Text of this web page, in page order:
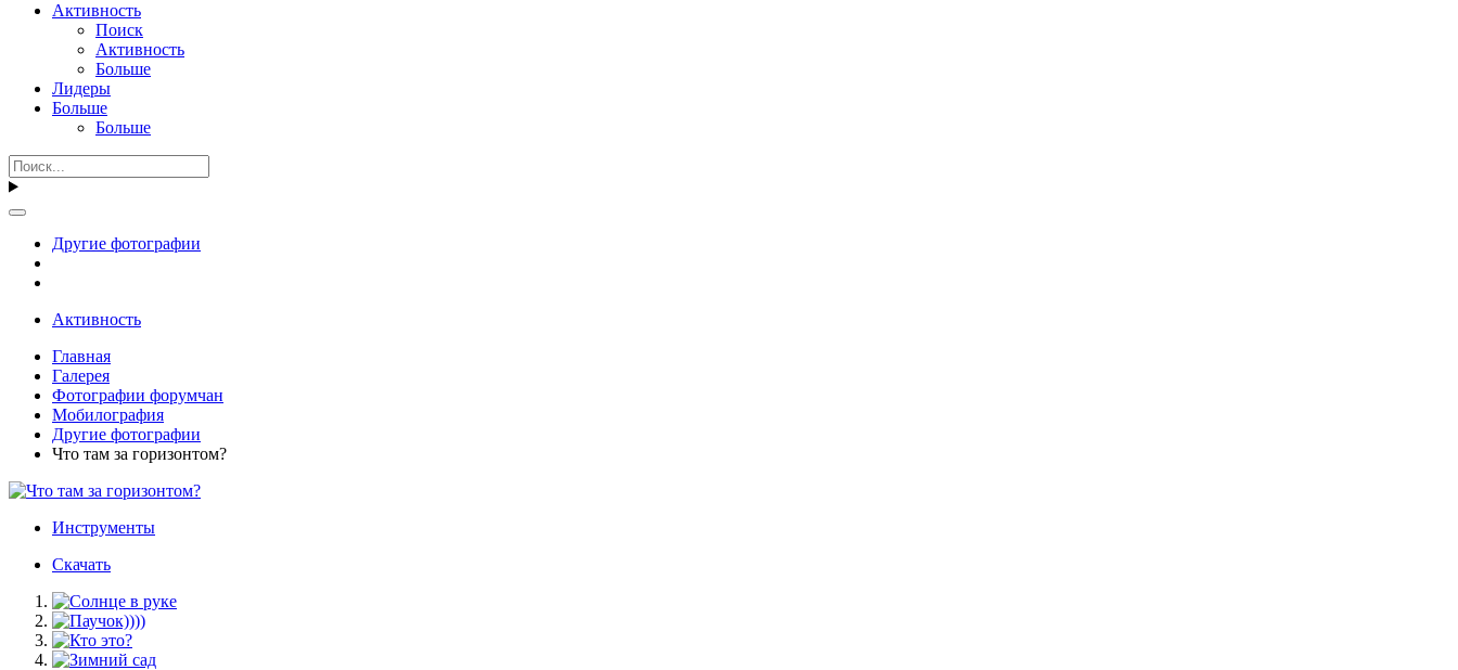
Активность
Поиск
Активность
Больше
Лидеры
Больше
Больше
Другие фотографии
Активность
Главная
Галерея
Фотографии форумчан
Мобилография
Другие фотографии
Что там за горизонтом?
Инструменты
Скачать